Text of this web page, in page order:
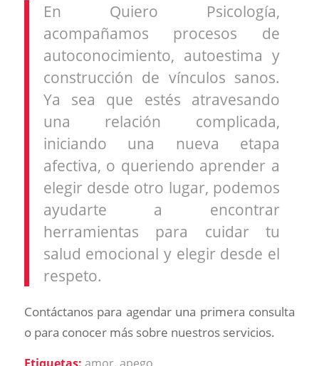
En Quiero Psicología,
acompañamos procesos de
autoconocimiento, autoestima y
construcción de vínculos sanos.
Ya sea que estés atravesando
una relación complicada,
iniciando una nueva etapa
afectiva, o queriendo aprender a
elegir desde otro lugar, podemos
ayudarte a encontrar
herramientas para cuidar tu
salud emocional y elegir desde el
respeto.
Contáctanos para agendar una primera consulta
o para conocer más sobre nuestros servicios.